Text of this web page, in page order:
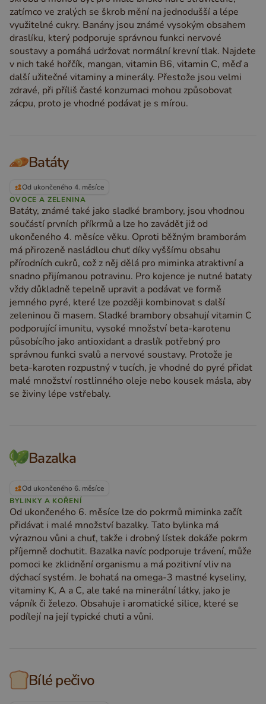
zatímco ve zralých se škrob mění na jednodušší a lépe
využitelné cukry. Banány jsou známé vysokým obsahem
draslíku, který podporuje správnou funkci nervové
soustavy a pomáhá udržovat normální krevní tlak. Najdete
v nich také hořčík, mangan, vitamin B6, vitamin C, měď a
další užitečné vitaminy a minerály. Přestože jsou velmi
zdravé, při příliš časté konzumaci mohou způsobovat
zácpu, proto je vhodné podávat je s mírou.
Batáty
Od ukončeného 4. měsíce
OVOCE A ZELENINA
Batáty, známé také jako sladké brambory, jsou vhodnou
součástí prvních příkrmů a lze ho zavádět již od
ukončeného 4. měsíce věku. Oproti běžným bramborám
má přirozeně nasládlou chuť díky vyššímu obsahu
přírodních cukrů, což z něj dělá pro miminka atraktivní a
snadno přijímanou potravinu. Pro kojence je nutné bataty
vždy důkladně tepelně upravit a podávat ve formě
jemného pyré, které lze později kombinovat s další
zeleninou či masem. Sladké brambory obsahují vitamin C
podporující imunitu, vysoké množství beta-karotenu
působícího jako antioxidant a draslík potřebný pro
správnou funkci svalů a nervové soustavy. Protože je
beta-karoten rozpustný v tucích, je vhodné do pyré přidat
malé množství rostlinného oleje nebo kousek másla, aby
se živiny lépe vstřebaly.
Bazalka
Od ukončeného 6. měsíce
BYLINKY A KOŘENÍ
Od ukončeného 6. měsíce lze do pokrmů miminka začít
přidávat i malé množství bazalky. Tato bylinka má
výraznou vůni a chuť, takže i drobný lístek dokáže pokrm
příjemně dochutit. Bazalka navíc podporuje trávení, může
pomoci ke zklidnění organismu a má pozitivní vliv na
dýchací systém. Je bohatá na omega-3 mastné kyseliny,
vitaminy K, A a C, ale také na minerální látky, jako je
vápník či železo. Obsahuje i aromatické silice, které se
podílejí na její typické chuti a vůni.
Bílé pečivo